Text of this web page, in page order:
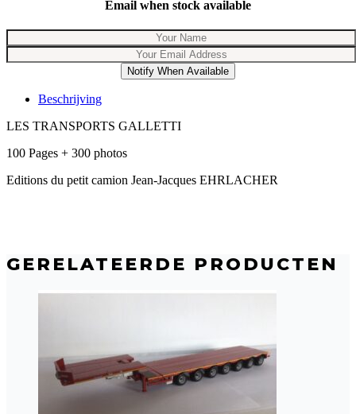
Email when stock available
Notify When Available
Beschrijving
LES TRANSPORTS GALLETTI
100 Pages + 300 photos
Editions du petit camion Jean-Jacques EHRLACHER
GERELATEERDE PRODUCTEN